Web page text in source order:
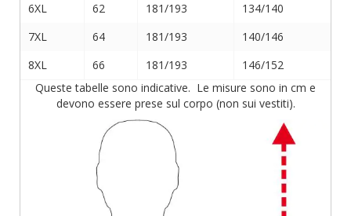
6XL 62 181/193
134/140
7XL
64 181/193
140/146
8XL
66 181/193
146/152
Queste tabelle sono indicative. Le misure sono in cm e
devono essere prese sul corpo (non sui vestiti).